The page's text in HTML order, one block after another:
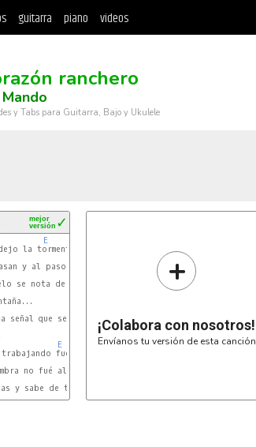
guitarra piano videos
ranchero
y Tabs para Guitarra, Bajo y Ukulele
✓
mejor
versión
E
la tormenta en fechas de las aguas
se nota de lejos
señal que se empeñan,
E
A
fuerte hay buenos resultados
y sabe de tierras
+
¡Colabora con nosotros!
Envíanos tu versión de esta canción